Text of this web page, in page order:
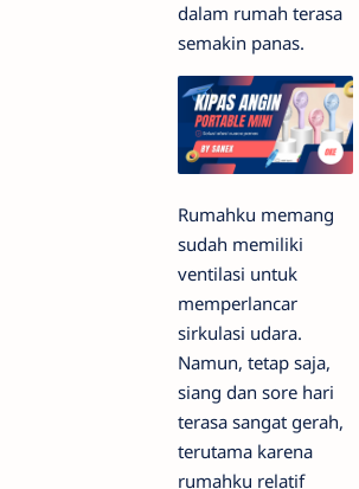
dalam rumah terasa
semakin panas.
Rumahku memang
sudah memiliki
ventilasi untuk
memperlancar
sirkulasi udara.
Namun, tetap saja,
siang dan sore hari
terasa sangat gerah,
terutama karena
rumahku relatif